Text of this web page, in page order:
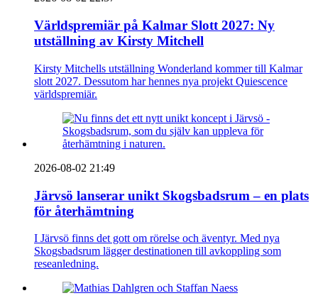
Världspremiär på Kalmar Slott 2027: Ny
utställning av Kirsty Mitchell
Kirsty Mitchells utställning Wonderland kommer till Kalmar
slott 2027. Dessutom har hennes nya projekt Quiescence
världspremiär.
2026-08-02 21:49
Järvsö lanserar unikt Skogsbadsrum – en plats
för återhämtning
I Järvsö finns det gott om rörelse och äventyr. Med nya
Skogsbadsrum lägger destinationen till avkoppling som
reseanledning.